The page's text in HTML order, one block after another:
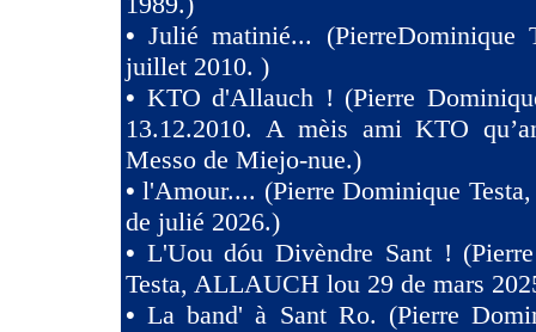
•Julié matinié... (PierreDominique
juillet 2010. )
• KTO d'Allauch ! (Pierre
13.12.2010. A mèis ami KTO
Messo de Miejo-nue.)
•l'Amour.... (Pierre Dominique
de julié 2026.)
• L'Uou dóu Divèndre Sant !
Testa, ALLAUCH lou 29 de mars
•La band' à Sant Ro. (Pierre